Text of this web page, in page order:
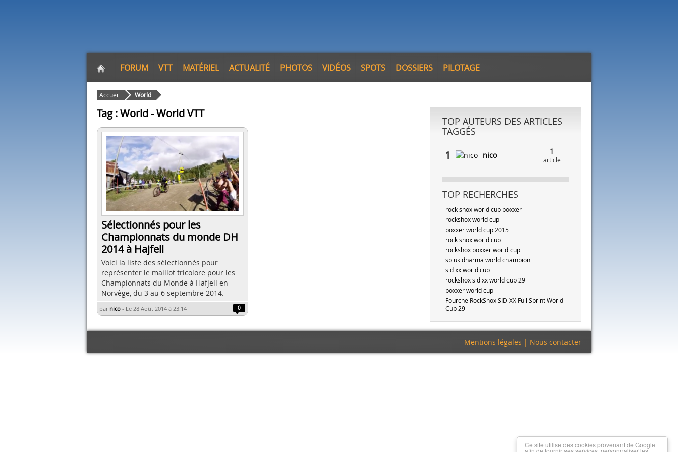
FORUM VTT MATÉRIEL ACTUALITÉ PHOTOS VIDÉOS SPOTS DOSSIERS PILOTAGE
Accueil World
Tag : World - World VTT
Sélectionnés pour les
Championnats du monde DH
2014 à Hajfell
Voici la liste des sélectionnés pour
représenter le maillot tricolore pour les
Championnats du Monde à Hafjell en
Norvège, du 3 au 6 septembre 2014.
par nico - Le 28 Août 2014 à 23:14 0
TOP AUTEURS DES ARTICLES
TAGGÉS
1 nico 1
article
TOP RECHERCHES
rock shox world cup boxxer
rockshox world cup
boxxer world cup 2015
rock shox world cup
rockshox boxxer world cup
spiuk dharma world champion
sid xx world cup
rockshox sid xx world cup 29
boxxer world cup
Fourche RockShox SID XX Full Sprint World
Cup 29
Mentions légales | Nous contacter
Ce site utilise des cookies provenant de Google